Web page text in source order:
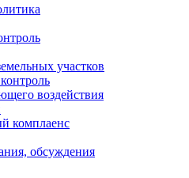
участков
воздействия
комплаенс
обсуждения